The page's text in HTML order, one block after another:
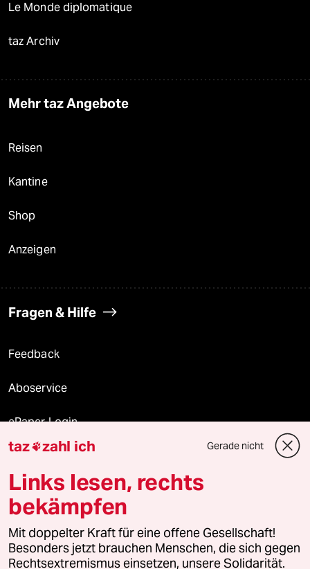
Le Monde diplomatique
taz Archiv
Mehr taz Angebote
Reisen
Kantine
Shop
Anzeigen
Fragen & Hilfe
Feedback
Aboservice
ePaper Login
Downloads für Abonnierende
© 2026 taz Verlags und Vertriebs GmbH
Alle Rechte vorbehalten. Bei rechtlichen Fragen oder für Genehmigungen
wenden Sie sich bitte an
lizenzen@taz.de
taz zahl ich Gerade nicht
Links lesen, rechts
bekämpfen
Mit doppelter Kraft für eine offene Gesellschaft!
Besonders jetzt brauchen Menschen, die sich gegen
Rechtsextremismus einsetzen, unsere Solidarität.